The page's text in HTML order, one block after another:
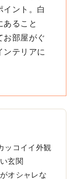
イント。白
あること
お部屋がぐ
ンテリアに
ッコイイ外観
玄関
オシャレな